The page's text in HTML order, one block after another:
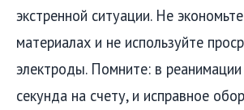
экстренной ситуации. Не
материалах и не используйте
электроды. Помните: в
секунда на счету, и исправное